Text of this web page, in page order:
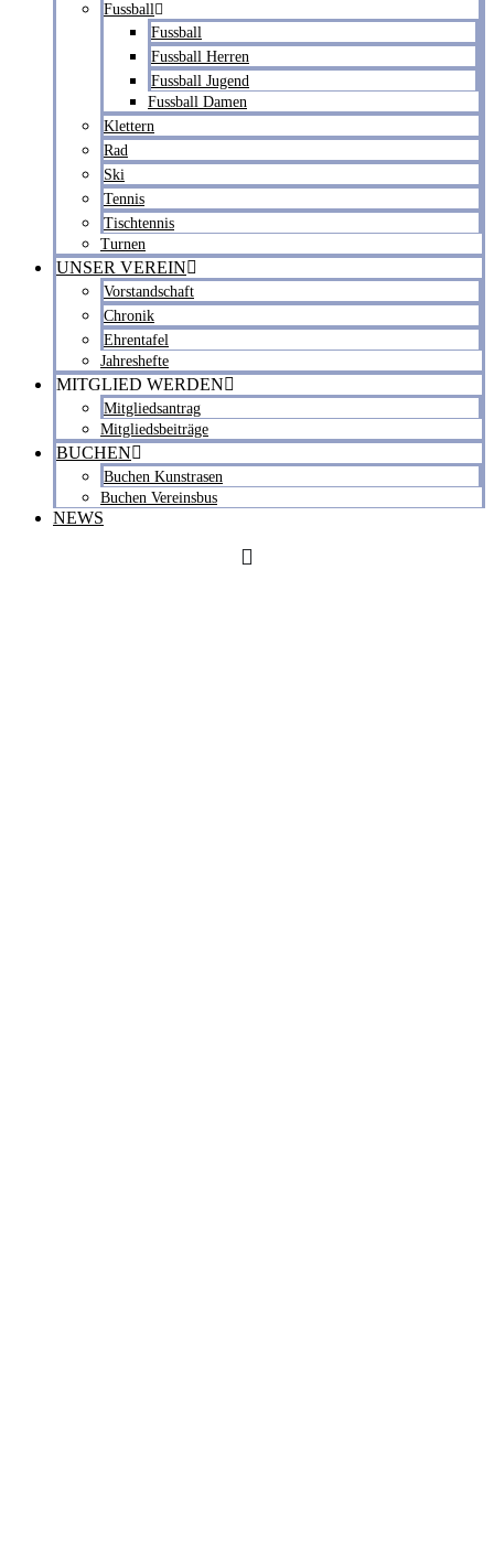
Fussball
Fussball
Fussball Herren
Fussball Jugend
Fussball Damen
Klettern
Rad
Ski
Tennis
Tischtennis
Turnen
UNSER VEREIN
Vorstandschaft
Chronik
Ehrentafel
Jahreshefte
MITGLIED WERDEN
Mitgliedsantrag
Mitgliedsbeiträge
BUCHEN
Buchen Kunstrasen
Buchen Vereinsbus
NEWS